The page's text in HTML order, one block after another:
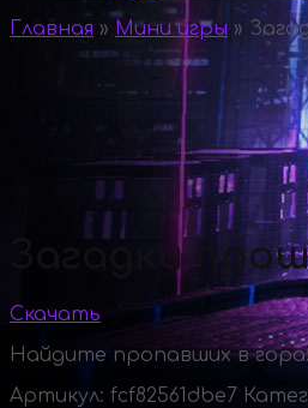
Главная » Мини игры »
Загадки
Скачать
Найдите пропавших в
Артикул: fcf82561dbe7